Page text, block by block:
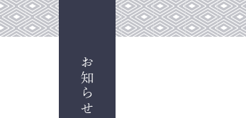
お知らせ